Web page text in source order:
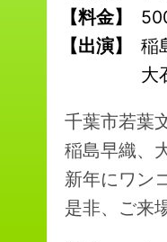
【料金】
【出演】
稲
大
千葉市若葉
稲島早織、
新年にワン
是非、ご来